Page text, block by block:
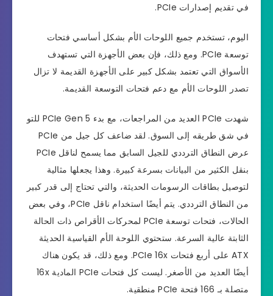
في تقديم إصدارات PCIe.
اليوم، تستخدم جميع اللوحات الأم بشكل أساسي فتحات
توسعة PCIe. ومع ذلك، فإن بعض الأجهزة التي تستهدف
الأسواق التي تعتمد بشكل كبير على الأجهزة القديمة لا تزال
تصدر اللوحات الأم مع دعم فتحات التوسعة القديمة.
شهدت PCIe العديد من المراجعات، مع بدء PCIe Gen 5 للتو
في شق طريقه إلى السوق. لقد ضاعف كل جيل من PCIe
عرض النطاق الترددي للجيل السابق مما يسمح لناقل PCIe
بنقل الكثير من البيانات بسرعة كبيرة. وهذا يجعلها مثالية
لتوصيل بطاقات الرسومات الحديثة، والتي تحتاج إلى قدر كبير
من النطاق الترددي. يتم أيضًا استخدام ناقل PCIe، وفي بعض
الحالات، فتحات توسعة PCIe لمحركات الأقراص ذات الحالة
الثابتة عالية السرعة. ستحتوي اللوحة الأم القياسية الحديثة
ATX على أربع فتحات PCIe 16x. ومع ذلك، قد يكون هناك
أيضًا العديد من الأصغر. ليست كل فتحات PCIe المادية 16x
متصلة بـ 166 فتحة PCIe منطقية.